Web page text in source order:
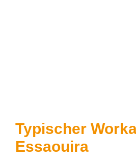
Typischer
Essaouira